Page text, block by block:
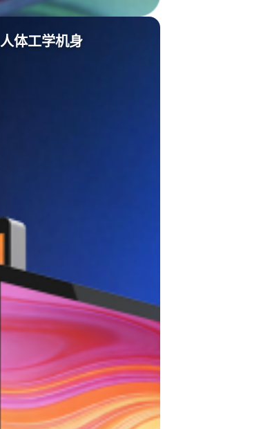
人体工学机身